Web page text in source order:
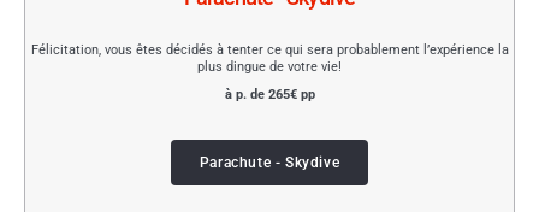
Félicitation, vous êtes décidés à tenter ce qui sera probablement l’expérience la
plus dingue de votre vie!
à p. de 265€ pp
Parachute - Skydive